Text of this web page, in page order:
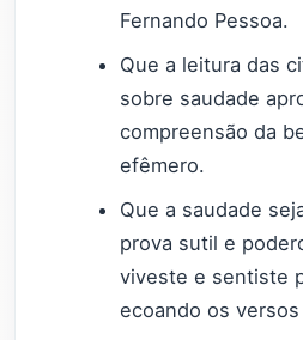
Fernando Pessoa.
Que a leitura das
sobre saudade
compreensão da
efêmero.
Que a saudade
prova sutil e
viveste e sentiste
ecoando os